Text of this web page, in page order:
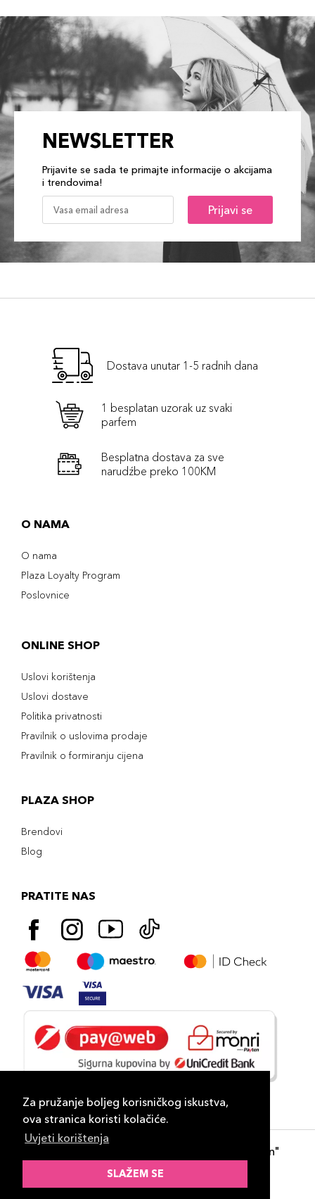
Za pružanje boljeg korisničkog iskustva,
ova stranica koristi kolačiće.
Uvjeti korištenja
SLAŽEM SE
NEWSLETTER
Prijavite se sada te primajte informacije o akcijama
i trendovima!
Prijavi se
Dostava unutar 1-5 radnih dana
1 besplatan uzorak uz svaki
parfem
Besplatna dostava za sve
narudźbe preko 100KM
O NAMA
O nama
Plaza Loyalty Program
Poslovnice
ONLINE SHOP
Uslovi korištenja
Uslovi dostave
Politika privatnosti
Pravilnik o uslovima prodaje
Pravilnik o formiranju cijena
PLAZA SHOP
Brendovi
Blog
PRATITE NAS
- "DP Lux Distribution"
d.o.o. Banja Luka
ID-S Consulting d.o.o. Sarajevo